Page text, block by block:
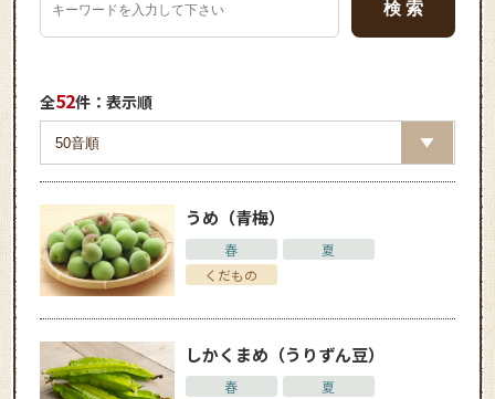
全52件：表示順
うめ（青梅）
春
夏
くだもの
しかくまめ（うりずん豆）
春
夏